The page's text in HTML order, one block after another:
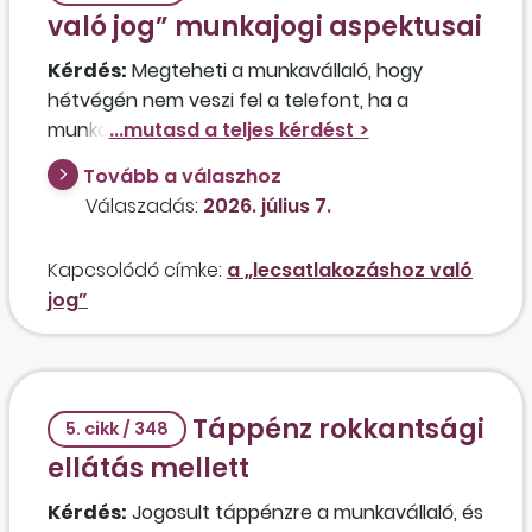
tagi jogviszonyban a munkaviszony
megszűnése után keletkezik? A munkáltató
közös megegyezéssel meg akarja szüntetni a
munkaviszonyt, tekintve, hogy nem lehet tudni,
mikor lesz keresőképes a munkavállaló.
való jog” munkajogi aspektusai
Kérdés: Megteheti a munkavállaló, hogy
hétvégén nem veszi fel a telefont, ha a
munkaadója hívja, és nem válaszol az e-
mailekre sem? Köteles rendelkezésre állni a
dolgozó a pihenőnapjain?
Tovább a válaszhoz
Válaszadás: 2026. július 7.
Kapcsolódó címke: a „lecsatlakozáshoz való
jog”
5. cikk / 348
Táppénz rokkantsági
ellátás mellett
Kérdés: Jogosult táppénzre a munkavállaló, és